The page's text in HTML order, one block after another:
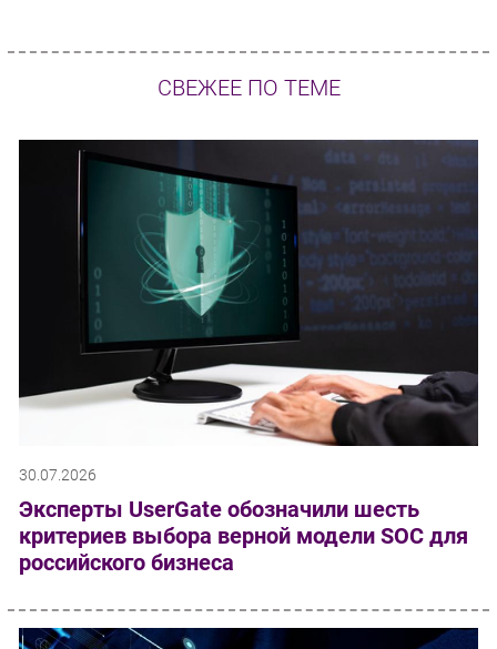
СВЕЖЕЕ ПО ТЕМЕ
30.07.2026
Эксперты UserGate обозначили шесть
критериев выбора верной модели SOC для
российского бизнеса